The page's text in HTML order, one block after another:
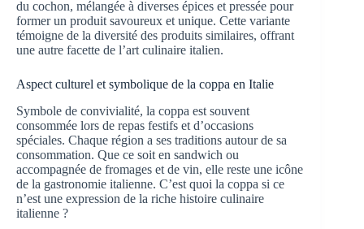
du cochon, mélangée à diverses épices et pressée pour
former un produit savoureux et unique. Cette variante
témoigne de la diversité des produits similaires, offrant
une autre facette de l’art culinaire italien.
Aspect culturel et symbolique de la coppa en Italie
Symbole de convivialité, la coppa est souvent
consommée lors de repas festifs et d’occasions
spéciales. Chaque région a ses traditions autour de sa
consommation. Que ce soit en sandwich ou
accompagnée de fromages et de vin, elle reste une icône
de la gastronomie italienne. C’est quoi la coppa si ce
n’est une expression de la riche histoire culinaire
italienne ?